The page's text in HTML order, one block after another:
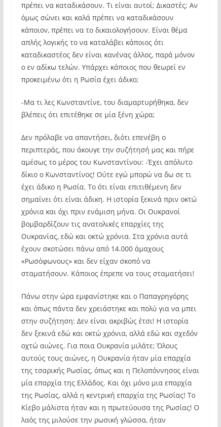
πρέπει να καταδικάσουν. Τι είναι αυτοί; Δικαστές; Αν
όμως σώνει και καλά πρέπει να καταδικάσουν
κάποιον, πρέπει να το δικαιολογήσουν. Είναι θέμα
απλής λογικής το να καταλάβει κάποιος ότι
καταδικαστέος δεν είναι κανένας άλλος, παρά μόνον
ο εν αδίκω τελών. Υπάρχει κάποιος που θεωρεί εν
προκειμένω ότι η Ρωσία έχει άδικο;
-Μα τι λες Κωνσταντίνε, του διαμαρτυρήθηκα, δεν
βλέπεις ότι επιτέθηκε σε μία ξένη χώρα;
Δεν πρόλαβε να απαντήσει, διότι επενέβη ο
περιπτεράς, που άκουγε την συζήτησή μας και πήρε
αμέσως το μέρος του Κωνσταντίνου: -Έχει απόλυτο
δίκιο ο Κωνσταντίνος! Ούτε εγώ μπορώ να δω σε τι
έχει άδικο η Ρωσία. Το ότι είναι επιτιθέμενη δεν
σημαίνει ότι είναι άδικη. Η ιστορία ξεκινά πριν οκτώ
χρόνια και όχι πριν ενάμιση μήνα. Οι Ουκρανοί
βομβαρδίζουν τις ανατολικές επαρχίες της
Ουκρανίας, εδώ και οκτώ χρόνια. Στα χρόνια αυτά
έχουν σκοτώσει πάνω από 14.000 άμαχους
«Ρωσόφωνους» και δεν είχαν σκοπό να
σταματήσουν. Κάποιος έπρεπε να τους σταματήσει!
Πάνω στην ώρα εμφανίστηκε και ο Παπαγρηγόρης
και όπως πάντα δεν χρειάστηκε και πολύ για να μπει
στην συζήτηση: Δεν είναι ακριβώς έτσι! Η ιστορία
δεν ξεκινά εδώ και οκτώ χρόνια, αλλά εδώ και σχεδόν
οχτώ αιώνες. Για ποια Ουκρανία μιλάτε; Όλους
αυτούς τους αιώνες, η Ουκρανία ήταν μία επαρχία
της τσαρικής Ρωσίας, όπως και η Πελοπόννησος είναι
μία επαρχία της Ελλάδος. Και όχι μόνο μια επαρχία
της Ρωσίας, αλλά η κεντρική επαρχία της Ρωσίας! Το
Κίεβο μάλιστα ήταν και η πρωτεύουσα της Ρωσίας! Ο
λαός της μιλούσε την ρωσική γλώσσα, ήταν